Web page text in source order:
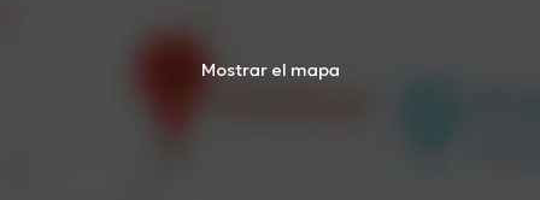
Mostrar el mapa